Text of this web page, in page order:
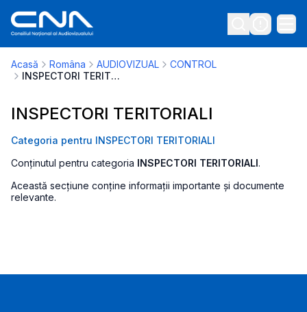
Acasă Româna AUDIOVIZUAL
CONTROL
INSPECTORI TERITORIALI
INSPECTORI TERITORIALI
Categoria pentru INSPECTORI TERITORIALI
Conținutul pentru categoria INSPECTORI TERITORIALI.
Această secțiune conține informații importante și documente
relevante.